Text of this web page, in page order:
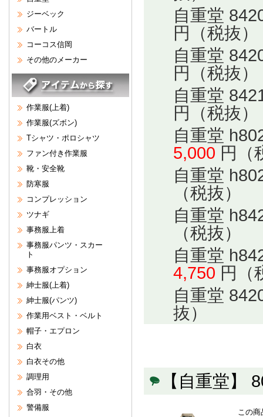
自重堂
円（税抜）
自重堂
円（税抜）
自重堂
円（税抜）
自重堂
5,000 円（
自重堂
（税抜）
自重堂
（税抜）
自重堂
4,750 円（
自重堂
抜）
【自重堂
この商
ジーベック
バートル
コーコス信岡
その他のメーカー
作業服(上着)
作業服(ズボン)
Tシャツ・ポロシャツ
ファン付き作業服
靴・安全靴
防寒服
コンプレッション
ツナギ
事務服上着
事務服パンツ・スカー
ト
事務服オプション
紳士服(上着)
紳士服(パンツ)
作業用ベスト・ベルト
帽子・エプロン
白衣
白衣その他
調理用
合羽・その他
警備服